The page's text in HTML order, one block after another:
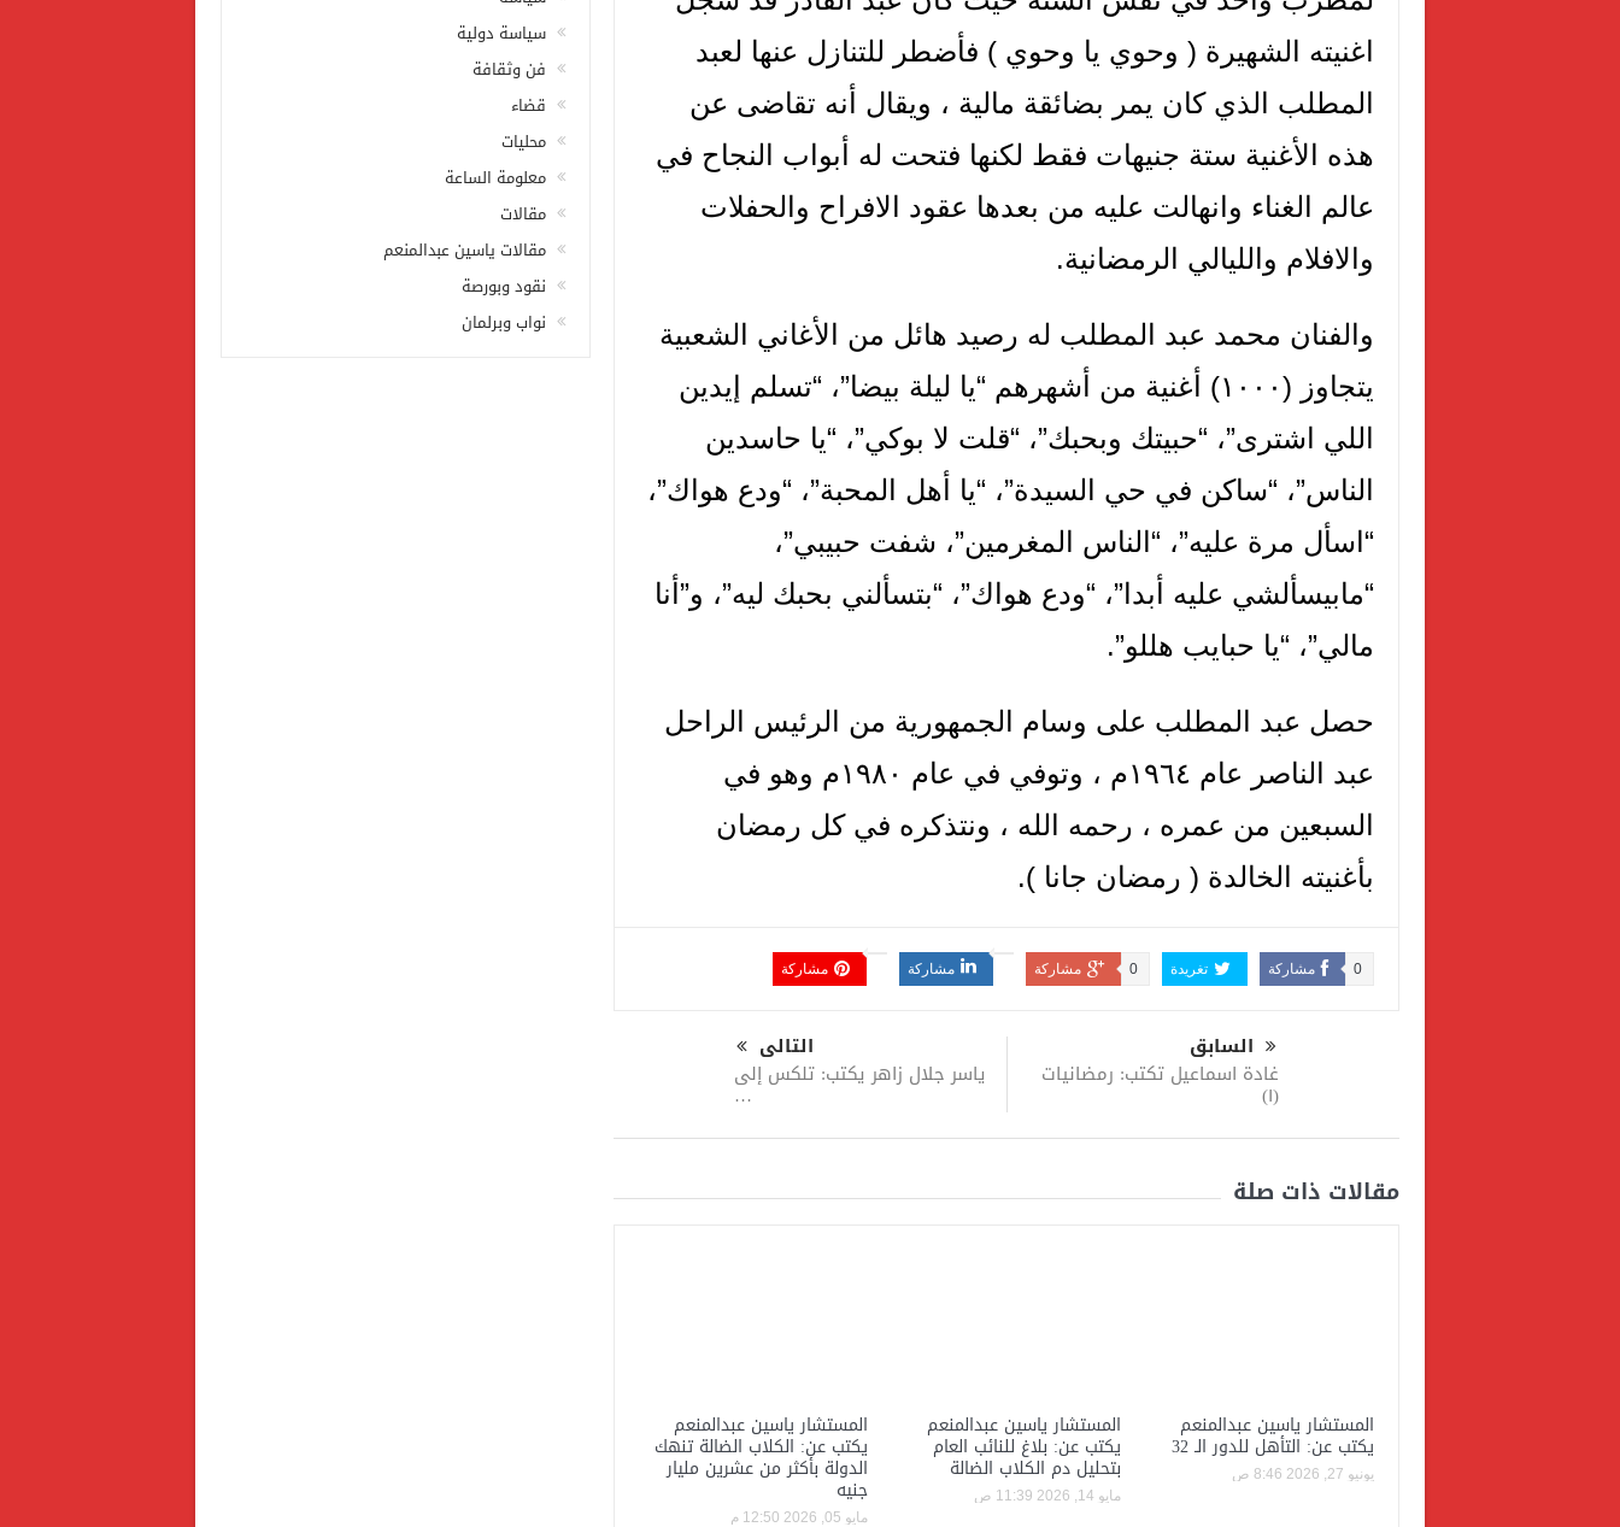
اغنيته الشهيرة ( وحوي يا وحوي ) فأضطر للتنازل عنها لعبد
المطلب الذي كان يمر بضائقة مالية ، ويقال أنه تقاضى عن
هذه الأغنية ستة جنيهات فقط لكنها فتحت له أبواب النجاح في
عالم الغناء وانهالت عليه من بعدها عقود الافراح والحفلات
والافلام والليالي الرمضانية.
والفنان محمد عبد المطلب له رصيد هائل من الأغاني الشعبية
يتجاوز (١٠٠٠) أغنية من أشهرهم “يا ليلة بيضا”، “تسلم إيدين
اللي اشترى”، “حبيتك وبحبك”، “قلت لا بوكي”، “يا حاسدين
الناس”، “ساكن في حي السيدة”، “يا أهل المحبة”، “ودع هواك”،
“اسأل مرة عليه”، “الناس المغرمين”، شفت حبيبي”،
“مابيسألشي عليه أبدا”، “ودع هواك”، “بتسألني بحبك ليه”، و”أنا
مالي”، “يا حبايب هللو”.
حصل عبد المطلب على وسام الجمهورية من الرئيس الراحل
عبد الناصر عام ١٩٦٤م ، وتوفي في عام ١٩٨٠م وهو في
السبعين من عمره ، رحمه الله ، ونتذكره في كل رمضان
بأغنيته الخالدة ( رمضان جانا ).
مشاركة 0 تغريدة مشاركة 0 مشاركة مشاركة
السابق
غادة اسماعيل تكتب: رمضانيات
(١)
التالى
ياسر جلال زاهر يكتب: تلكس إلى
…
مقالات ذات صلة
المستشار ياسين عبدالمنعم
يكتب عن: التأهل للدور الـ 32
يونيو 27, 2026 8:46 ص
المستشار ياسين عبدالمنعم
يكتب عن: بلاغ للنائب العام
بتحليل دم الكلاب الضالة
مايو 14, 2026 11:39 ص
المستشار ياسين عبدالمنعم
يكتب عن: الكلاب الضالة تنهك
الدولة بأكثر من عشرين مليار
جنيه
مايو 05, 2026 12:50 م
سياسة دولية
فن وثقافة
قضاء
محليات
معلومة الساعة
مقالات
مقالات ياسين عبدالمنعم
نقود وبورصة
نواب وبرلمان